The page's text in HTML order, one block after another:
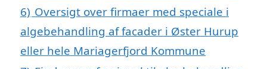
6) Oversigt over firmaer med speciale i
algebehandling af facader i Øster Hurup
eller hele Mariagerfjord Kommune